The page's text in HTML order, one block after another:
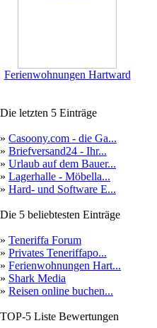
Ferienwohnungen Hartward
Die letzten 5 Einträge
» Casoony.com - die Ga...
» Briefversand24 - Ihr...
» Urlaub auf dem Bauer...
» Lagerhalle - Möbella...
» Hard- und Software E...
Die 5 beliebtesten Einträge
» Teneriffa Forum
» Privates Teneriffapo...
» Ferienwohnungen Hart...
» Shark Media
» Reisen online buchen...
TOP-5 Liste Bewertungen